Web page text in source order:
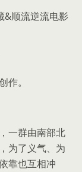
&顺流逆流电影
。
一群由南部北
为了义气、为
靠也互相冲